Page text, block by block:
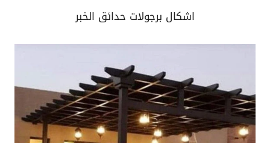
اشكال برجولات حدائق الخبر